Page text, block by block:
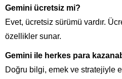
Gemini ücretsiz mi?
Evet, ücretsiz sürümü vardır.
özellikler sunar.
Gemini ile herkes para
Doğru bilgi, emek ve stratejiyle